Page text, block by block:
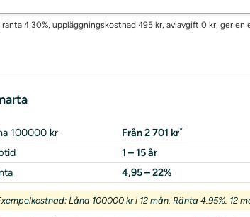
4,30%, uppläggningskostnad 495 kr, aviavgift 0 kr, ger
100000 kr Från 2 701 kr*
1 – 15 år
4,95 – 22%
Låna 100000 kr i 12 mån. Ränta 4.95%. 12